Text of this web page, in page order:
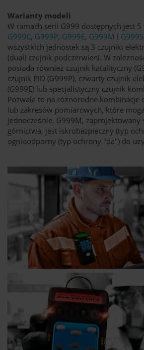
Warianty modeli
W ramach serii G999 dostępnych jest
G999C, G999P, G999E, G999M i G999S
wszystkich jednostek są 3 czujniki
(dual) czujnik podczerwieni. W
posiada również czujnik katalityczny
czujnik PID (G999P), czwarty czujnik
(G999E) lub specjalistyczny czujnik
Pozwala to na różnorodne kombinacje
lub zakresów pomiarowych, które
jednocześnie. G999M, zaprojektowany
górnictwa, jest iskrobezpieczny (typ
ognioodporny (typ ochrony "da") do